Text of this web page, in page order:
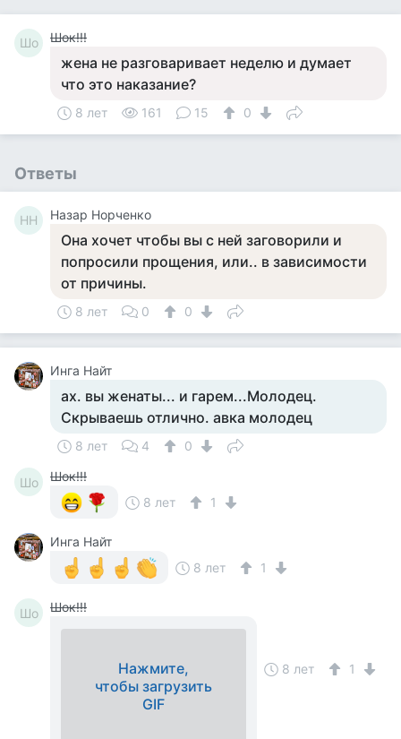
Шо Шок!!!
жена не разговаривает неделю и думает
что это наказание?
8 лет 161 15 0
Ответы
НН Назар Норченко
Она хочет чтобы вы с ней заговорили и
попросили прощения, или.. в зависимости
от причины.
8 лет 0 0
Инга Найт
ах. вы женаты... и гарем...Молодец.
Скрываешь отлично. авка молодец
8 лет 4 0
Шо
Шок!!!
8 лет
1
Инга Найт
8 лет
1
Шо Шок!!!
Нажмите,
чтобы загрузить
GIF
8 лет 1